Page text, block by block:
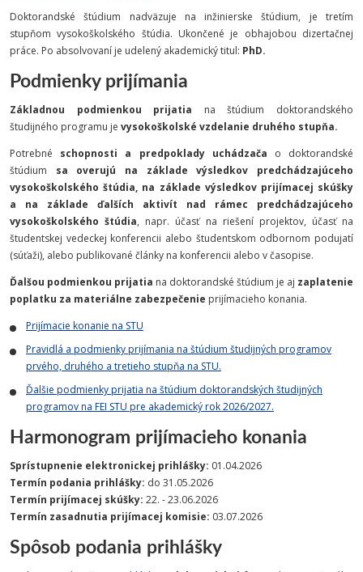
Doktorandské štúdium nadväzuje na inžinierske štúdium, je tretím
stupňom vysokoškolského štúdia. Ukončené je obhajobou dizertačnej
práce. Po absolvovaní je udelený akademický titul: PhD.
Podmienky prijímania
Základnou podmienkou prijatia na štúdium doktorandského
študijného programu je vysokoškolské vzdelanie druhého stupňa.
Potrebné schopnosti a predpoklady uchádzača o doktorandské
štúdium sa overujú na základe výsledkov predchádzajúceho
vysokoškolského štúdia, na základe výsledkov prijímacej skúšky
a na základe ďalších aktivít nad rámec predchádzajúceho
vysokoškolského štúdia, napr. účasť na riešení projektov, účasť na
študentskej vedeckej konferencii alebo študentskom odbornom podujatí
(súťaži), alebo publikované články na konferencii alebo v časopise.
Ďalšou podmienkou prijatia na doktorandské štúdium je aj zaplatenie
poplatku za materiálne zabezpečenie prijímacieho konania.
Prijímacie konanie na STU
Pravidlá a podmienky prijímania na štúdium študijných programov
prvého, druhého a tretieho stupňa na STU.
Ďalšie podmienky prijatia na štúdium doktorandských študijných
programov na FEI STU pre akademický rok 2026/2027.
Harmonogram prijímacieho konania
Sprístupnenie elektronickej prihlášky: 01.04.2026
Termín podania prihlášky: do 31.05.2026
Termín prijímacej skúšky: 22. - 23.06.2026
Termín zasadnutia prijímacej komisie: 03.07.2026
Spôsob podania prihlášky